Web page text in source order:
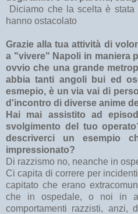
Diciamo che la scelta è
hanno ostacolato
Grazie alla tua attività di
a "vivere" Napoli in maniera
ovvio che una grande
abbia tanti angoli bui ed
esmepio, è un via vai di
d'incontro di diverse anime
Hai mai assistito ad
svolgimento del tuo
descriverci un esempio
impressionato?
Di razzismo no, neanche in
Ci capita di correre per
capitato che erano
che in ospedale, o noi in
comportamenti razzisti, anzi,